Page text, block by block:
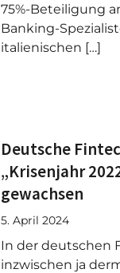
75%-Beteiligung
Banking-
italienischen […]
Deutsche
„Krisenjahr
gewachsen
5. April 2024
In der deutschen
inzwischen ja